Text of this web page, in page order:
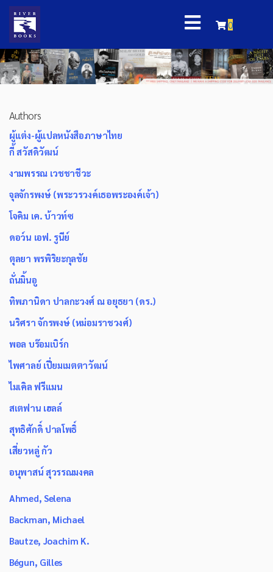
0
Authors
ผู้แต่ง-ผู้แปลหนังสือภาษาไทย
กี้ สวัสดิวัฒน์
งามพรรณ เวชชาชีวะ
จุลจักรพงษ์ (พระวรวงค์เธอพระองค์เจ้า)
โจคิม เค. บ้าวท์ซ
ดอว์น เอฟ. รูนีย์
ตุลยา พรพิริยะกุลชัย
ถั่นมิ้นอู
ทิพภานิดา ปาลกะวงศ์ ณ อยุธยา (ดร.)
นริศรา จักรพงษ์ (หม่อมราชวงศ์)
พอล บร๊อมเบิร์ก
ไพศาลย์ เปี่ยมเมตตาวัฒน์
ไมเคิล ฟรีแมน
สเตฟาน เฮลล์
สุทธิศักดิ์ ปาลโพธิ์
เสี่ยวหลู่ กัว
อนุพาสน์ สุวรรณมงคล
Ahmed, Selena
Backman, Michael
Bautze, Joachim K.
Bégun, Gilles